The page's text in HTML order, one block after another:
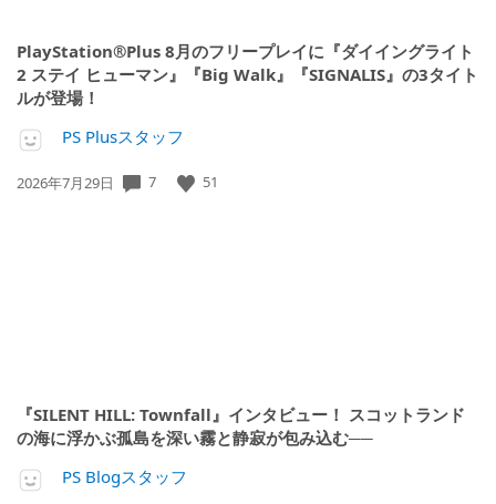
PlayStation®Plus 8月のフリープレイに『ダイイングライト
2 ステイ ヒューマン』『Big Walk』『SIGNALIS』の3タイト
ルが登場！
PS Plusスタッフ
公
2026年7月29日 7 51
『SILENT HILL: Townfall』インタビュー！ スコットランド
の海に浮かぶ孤島を深い霧と静寂が包み込む──
PS Blogスタッフ